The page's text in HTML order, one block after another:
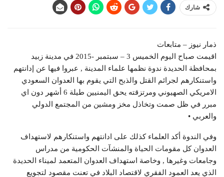
شارك
ذمار نيوز – متابعات
اقيمت صباح اليوم الخميس 3 – سبتمبر -2015 في مدينة زبيد
بمحافظة الحديدة ندوة نظمها علماء المدينة , عبروا فيها عن إدانتهم
واستنكارهم لجرائم القتل والذبح التي يقوم بها العدوان السعودي
الامريكي الصهيوني ومرتزقته يحق اليمنيين طيلة 6 أشهر دون اي
مبرر في ظل صمت وتخاذل مخز ومشين من المجتمع الدولي
والعربي •
وفي الندوة أكد العلماء كذلك على ادانتهم واستنكارهم لاستهداف
العدوان كل مقومات الحياة والمنشآت الحكومية من مدراس
وجامعات وغيرها , وخاصة استهداف العدوان المتعمد لميناء الحديدة
الذي يعد العمود الفقري لاقتصاد البلاد في تعنت مقصود لتجويع